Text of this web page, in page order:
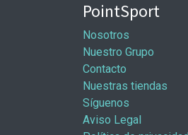
PointSport
Nosotros
Nuestro Grupo
Contacto
Nuestras tiendas
Síguenos
Aviso Legal